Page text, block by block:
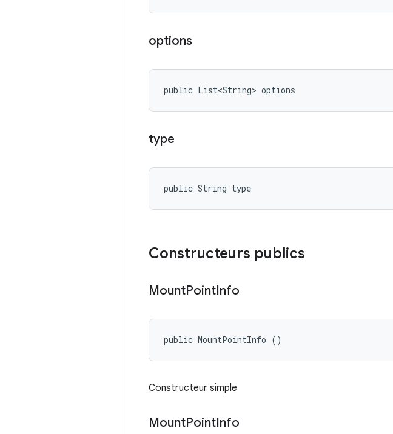
options
public List<String> options
type
public String type
Constructeurs publics
MountPointInfo
public MountPointInfo ()
Constructeur simple
MountPointInfo